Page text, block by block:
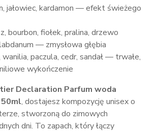
jałowiec, kardamon — efekt świeżego
bourbon, fiołek, pralina, drzewo
— zmysłowa głębia
wanilia, paczula, cedr, sandał — trwałe,
wykończenie
Declaration Parfum woda
, dostajesz kompozycję unisex o
stworzoną do zimowych
dni. To zapach, który łączy